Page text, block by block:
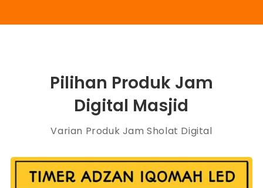
Pilihan Produk Jam
Digital Masjid
Varian Produk Jam Sholat Digital